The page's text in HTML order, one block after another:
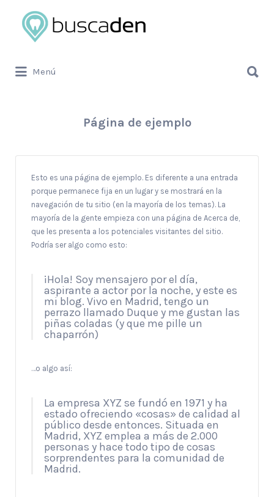
Buscar
por:
Menú
por:
Página de ejemplo
Esto es una página de ejemplo. Es diferente a una entrada
porque permanece fija en un lugar y se mostrará en la
navegación de tu sitio (en la mayoría de los temas). La
mayoría de la gente empieza con una página de Acerca de,
que les presenta a los potenciales visitantes del sitio.
Podría ser algo como esto:
¡Hola! Soy mensajero por el día,
aspirante a actor por la noche, y este es
mi blog. Vivo en Madrid, tengo un
perrazo llamado Duque y me gustan las
piñas coladas (y que me pille un
chaparrón)
…o algo así:
La empresa XYZ se fundó en 1971 y ha
estado ofreciendo «cosas» de calidad al
público desde entonces. Situada en
Madrid, XYZ emplea a más de 2.000
personas y hace todo tipo de cosas
sorprendentes para la comunidad de
Madrid.